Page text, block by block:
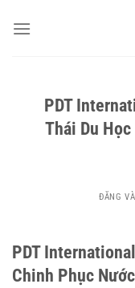
qua
PDT
Thái Du
ĐĂNG
PDT
Chinh Phục